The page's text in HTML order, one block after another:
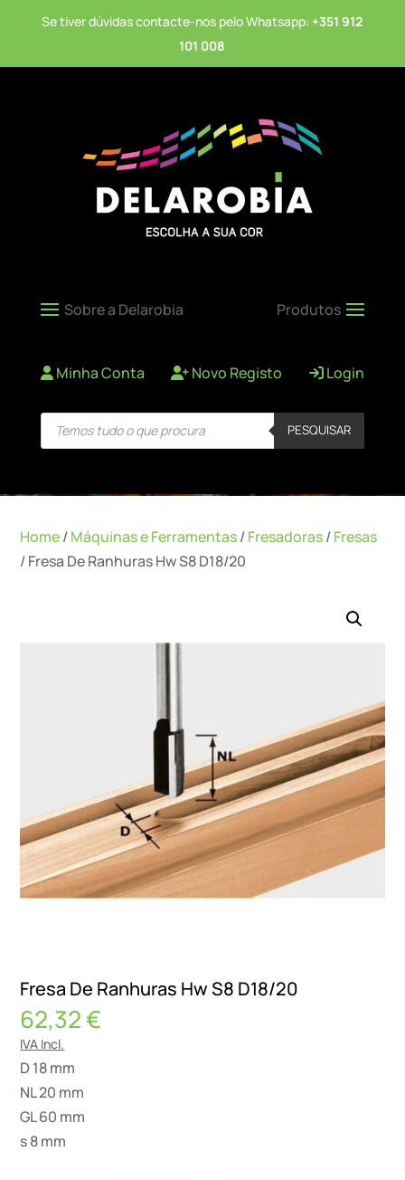
Se tiver dúvidas contacte-nos pelo Whatsapp: +351 912
101 008
Minha Conta Novo Registo Login
Products
search PESQUISAR
Home/Máquinas e Ferramentas/Fresadoras/Fresas
/ Fresa De Ranhuras Hw S8 D18/20
Fresa De Ranhuras Hw S8 D18/20
62,32€
IVA Incl.
D 18 mm
NL 20 mm
GL 60 mm
s 8 mm